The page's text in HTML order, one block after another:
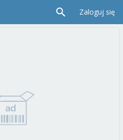
Zaloguj się